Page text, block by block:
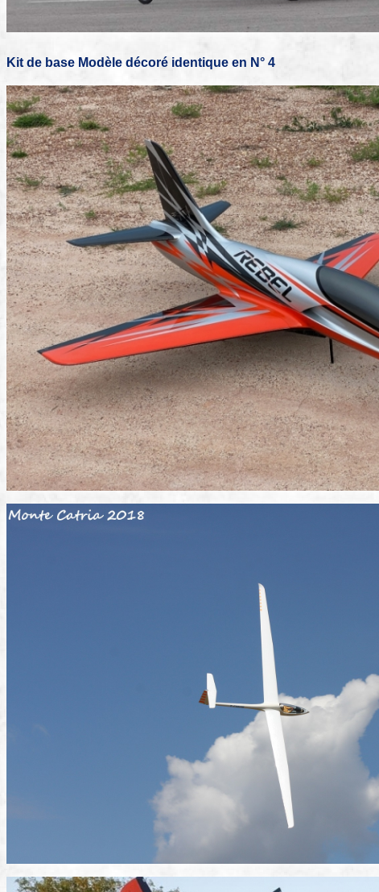
Kit de base Modèle décoré identique en N° 4